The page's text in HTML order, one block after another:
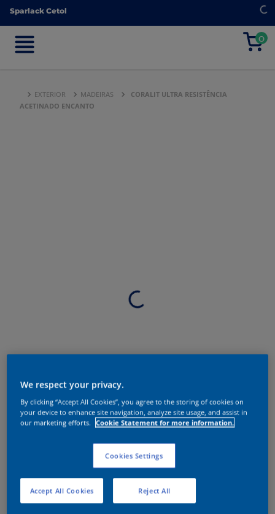
Sparlack Cetol
0
Sparlack Cetol
0
EXTERIOR MADEIRAS
CORALIT ULTRA RESISTÊNCIA
ACETINADO ENCANTO
We respect your privacy.
By clicking “Accept All Cookies”, you agree to the storing of cookies on
your device to enhance site navigation, analyze site usage, and assist in
our marketing efforts.
Cookie Statement for more information.
Cookies Settings
Reject All
Accept All Cookies